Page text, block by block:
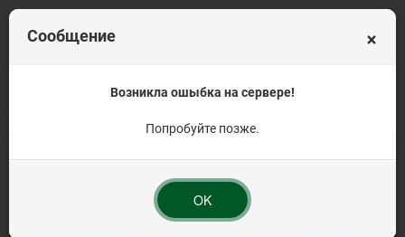
Кондитерская посыпка на торт Посыпка фигурная
×
Сообщение
Возникла ошыбка на сервере!
Попробуйте позже.
OK